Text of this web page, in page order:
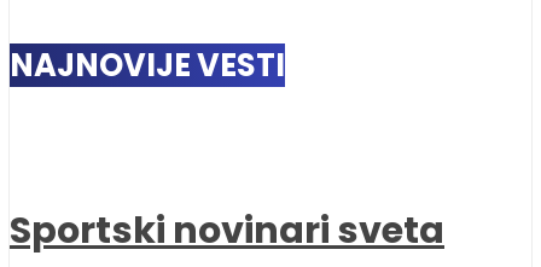
NAJNOVIJE VESTI
Sportski novinari sveta